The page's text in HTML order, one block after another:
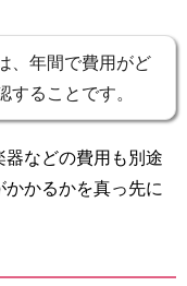
、年間で費用がど
することです。
などの費用も別途
かるかを真っ先に